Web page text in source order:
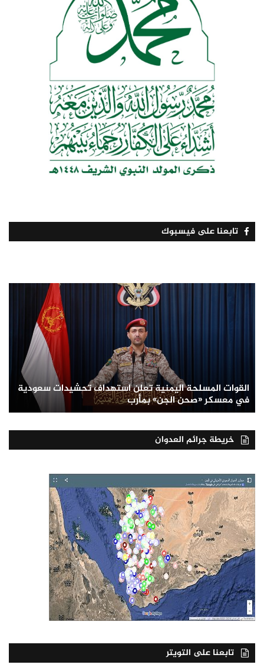
تابعنا على فيسبوك
القوات المسلحة اليمنية تعلن استهداف تحشيدات سعودية
في معسكر «صحن الجن» بمأرب
خريطة جرائم العدوان
تابعنا على التويتر